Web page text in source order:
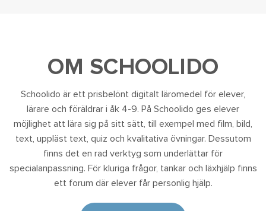
OM SCHOOLIDO
Schoolido är ett prisbelönt digitalt läromedel för elever,
lärare och föräldrar i åk 4-9. På Schoolido ges elever
möjlighet att lära sig på sitt sätt, till exempel med film, bild,
text, uppläst text, quiz och kvalitativa övningar. Dessutom
finns det en rad verktyg som underlättar för
specialanpassning. För kluriga frågor, tankar och läxhjälp finns
ett forum där elever får personlig hjälp.